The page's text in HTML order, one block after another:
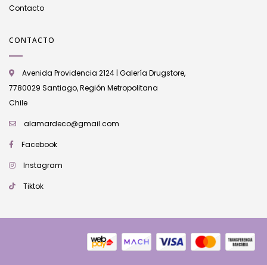
Contacto
CONTACTO
Avenida Providencia 2124 | Galería Drugstore,
7780029 Santiago, Región Metropolitana
Chile
alamardeco@gmail.com
Facebook
Instagram
Tiktok